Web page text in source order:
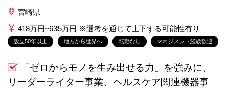
宮崎県
418万円~635万円 ※選考を通じて上下する可能性有り
設立50年以上 地方から世界へ 転勤なし マネジメント経験歓迎
「ゼロからモノを生み出せる力」を強みに、
リーダーライター事業、ヘルスケア関連機器事